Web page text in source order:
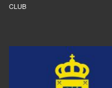
CLUB